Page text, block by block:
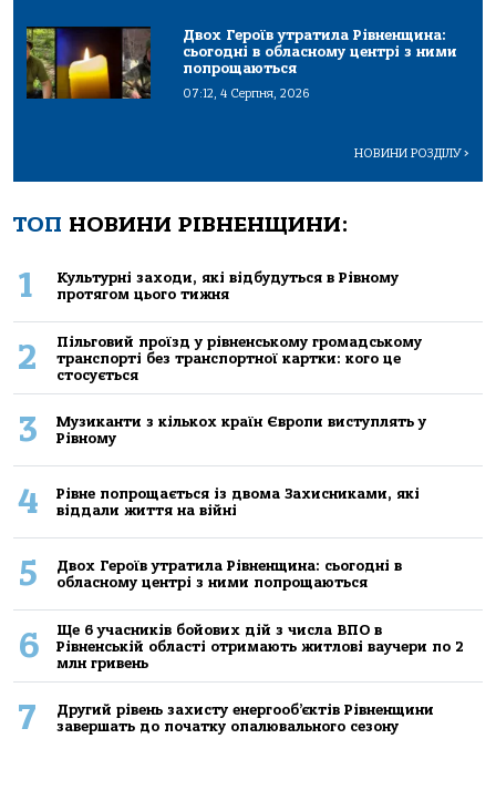
Двох Героїв утратила Рівненщина:
сьогодні в обласному центрі з ними
попрощаються
07:12, 4 Серпня, 2026
НОВИНИ РОЗДІЛУ>
ТОП НОВИНИ РІВНЕНЩИНИ:
1
Культурні заходи, які відбудуться в Рівному
протягом цього тижня
2
Пільговий проїзд у рівненському громадському
транспорті без транспортної картки: кого це
стосується
3
Музиканти з кількох країн Європи виступлять у
Рівному
4
Рівне попрощається із двома Захисниками, які
віддали життя на війні
5
Двох Героїв утратила Рівненщина: сьогодні в
обласному центрі з ними попрощаються
6
Ще 6 учасників бойових дій з числа ВПО в
Рівненській області отримають житлові ваучери по 2
млн гривень
7
Другий рівень захисту енергооб’єктів Рівненщини
завершать до початку опалювального сезону